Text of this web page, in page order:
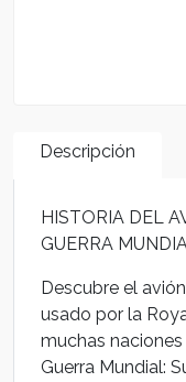
Descripción
HISTORIA DEL
GUERRA
Descubre el
usado por la
muchas
Guerra Mundial: